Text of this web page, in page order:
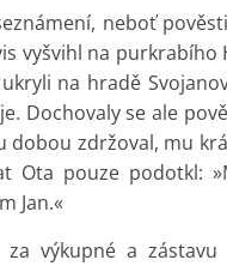
neboť
vyšvihl na purkrabího
na hradě
Dochovaly se ale
dobou zdržoval, mu
Ota pouze podotkl:
Jan.«
za výkupné a